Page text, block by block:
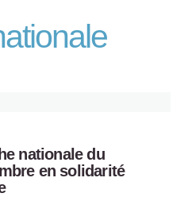
nationale du
en solidarité